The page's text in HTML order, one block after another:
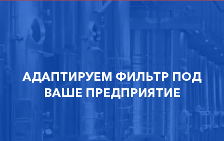
АДАПТИРУЕМ ФИЛЬТР ПОД
ВАШЕ ПРЕДПРИЯТИЕ